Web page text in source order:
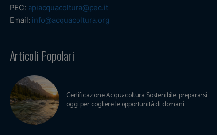
PEC: apiacquacoltura@pec.it
Email: info@acquacoltura.org
Articoli Popolari
Certificazione Acquacoltura Sostenibile: prepararsi
oggi per cogliere le opportunità di domani